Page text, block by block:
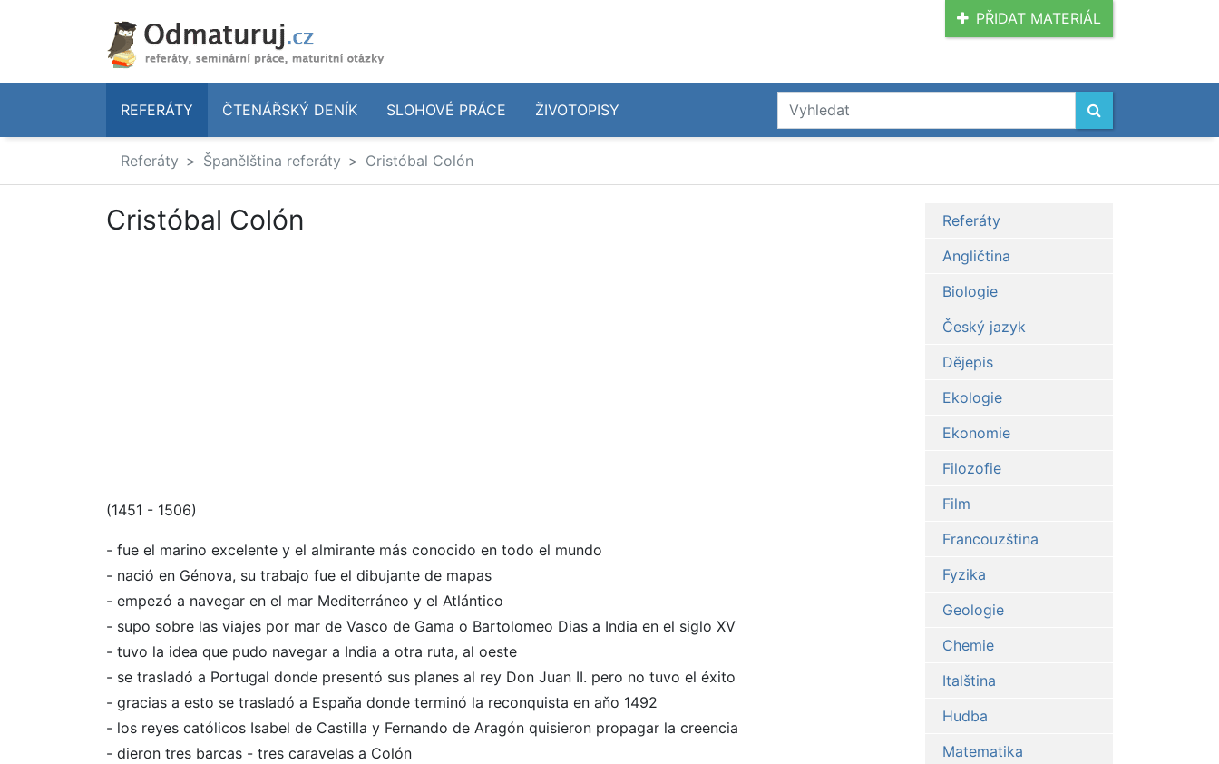
PŘIDAT MATERIÁL
REFERÁTY ČTENÁŘSKÝ DENÍK SLOHOVÉ PRÁCE ŽIVOTOPISY
Referáty Španělština referáty Cristóbal Colón
Cristóbal Colón
(1451 - 1506)
- fue el marino excelente y el almirante más conocido en todo el mundo
- nació en Génova, su trabajo fue el dibujante de mapas
- empezó a navegar en el mar Mediterráneo y el Atlántico
- supo sobre las viajes por mar de Vasco de Gama o Bartolomeo Dias a India en el siglo XV
- tuvo la idea que pudo navegar a India a otra ruta, al oeste
- se trasladó a Portugal donde presentó sus planes al rey Don Juan II. pero no tuvo el éxito
- gracias a esto se trasladó a Espaňa donde terminó la reconquista en aňo 1492
- los reyes católicos Isabel de Castilla y Fernando de Aragón quisieron propagar la creencia
- dieron tres barcas - tres caravelas a Colón
Referáty
Angličtina
Biologie
Český jazyk
Dějepis
Ekologie
Ekonomie
Filozofie
Film
Francouzština
Fyzika
Geologie
Chemie
Italština
Hudba
Matematika